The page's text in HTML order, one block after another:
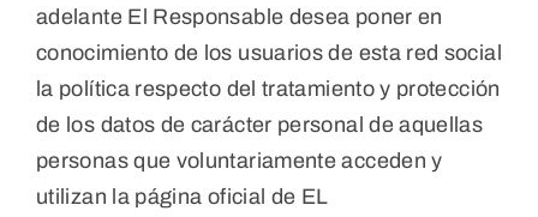
adelante El Responsable desea poner en
conocimiento de los usuarios de esta red social
la política respecto del tratamiento y protección
de los datos de carácter personal de aquellas
personas que voluntariamente acceden y
utilizan la página oficial de EL